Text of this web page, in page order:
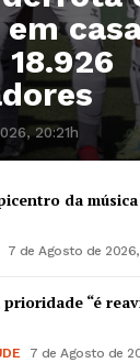
20:21h
da
7 de Agosto de 2026,
“é
7 de Agosto de